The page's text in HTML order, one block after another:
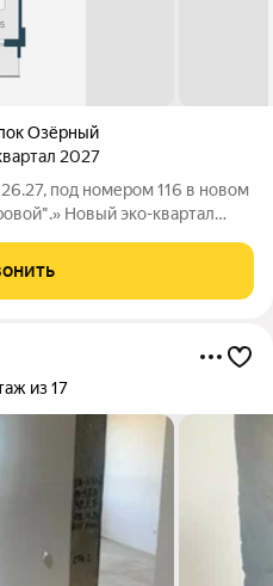
Озёрный
2027
под номером 116 в новом
Новый эко-квартал
от пл. Калинина. Это
из 17